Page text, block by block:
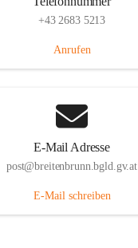
+43 2683 5213
Anrufen
E-Mail Adresse
post@breitenbrunn.bgld.gv.at
E-Mail schreiben